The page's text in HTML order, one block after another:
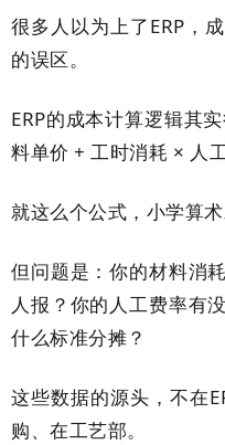
很多人以为上了ERP，
的误区。
ERP的成本计算逻辑其
料单价 + 工时消耗 × 人
就这么个公式，小学算术
但问题是：你的材料消
人报？你的人工费率有
什么标准分摊？
这些数据的源头，不在
购、在工艺部。